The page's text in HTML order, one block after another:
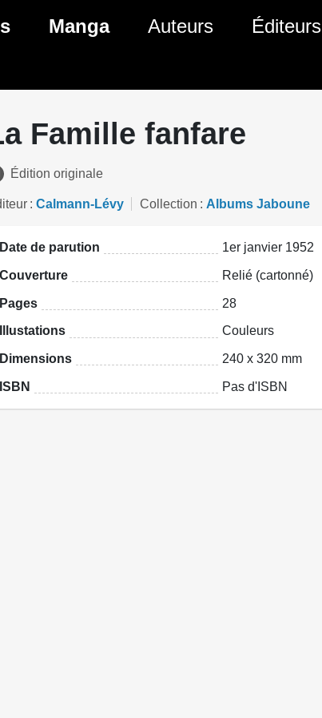
Manga Auteurs Éditeurs
Famille fanfare
Édition originale
Calmann-Lévy Collection Albums Jaboune
Date de parution 1er janvier 1952
Couverture Relié (cartonné)
Pages 28
Illustations Couleurs
Dimensions 240 x 320 mm
ISBN Pas d'ISBN